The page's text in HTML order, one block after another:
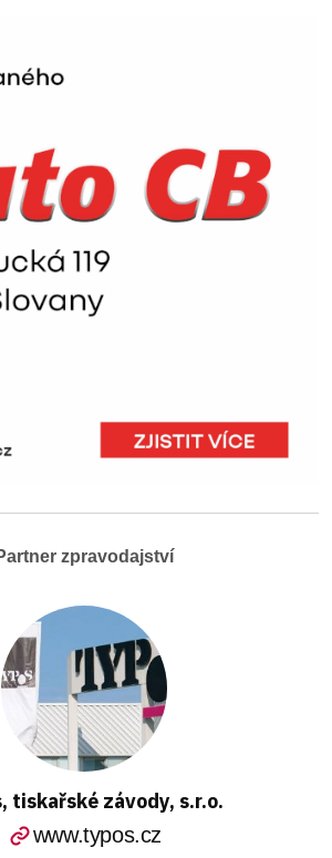
zpravodajství
tiskařské závody, s.r.o.
www.typos.cz